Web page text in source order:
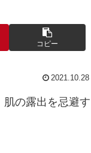
コピー
2021.10.28
肌の露出を忌避す